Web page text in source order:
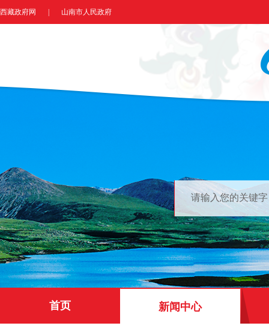
西藏政府网 山南市人民政府
首页 新闻中心